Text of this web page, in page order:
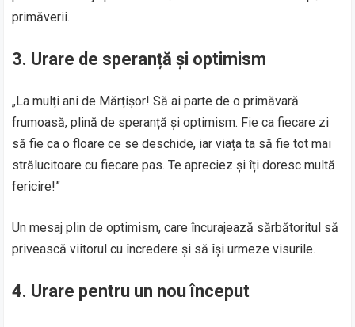
primăverii.
3. Urare de speranță și optimism
„La mulți ani de Mărțișor! Să ai parte de o primăvară
frumoasă, plină de speranță și optimism. Fie ca fiecare zi
să fie ca o floare ce se deschide, iar viața ta să fie tot mai
strălucitoare cu fiecare pas. Te apreciez și îți doresc multă
fericire!”
Un mesaj plin de optimism, care încurajează sărbătoritul să
privească viitorul cu încredere și să își urmeze visurile.
4. Urare pentru un nou început